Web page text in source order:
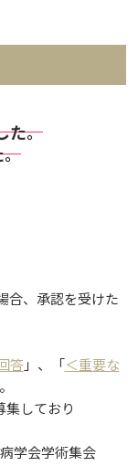
た。
。
合、承認を受けた
答 」、「＜重要な
集しており
学会学術集会